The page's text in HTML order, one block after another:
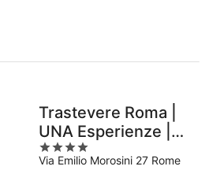
Trastevere Roma |
UNA Esperienze |
Preferred Hotels
4
out
Via Emilio Morosini 27 Rome